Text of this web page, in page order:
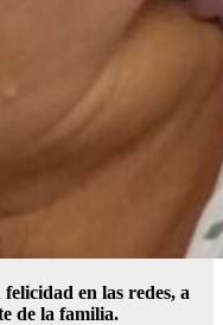
en las redes, a
de la familia.